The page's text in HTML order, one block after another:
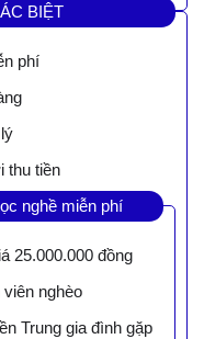
BIỆT
phí
thu tiền
nghề miễn phí
25.000.000 đồng
nghèo
Trung gia đình gặp